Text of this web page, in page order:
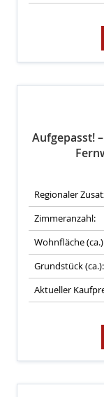
Aufgepasst!
Regionaler
Zimmeranzahl:
Wohnfläche
Grundstück (ca.):
Aktueller